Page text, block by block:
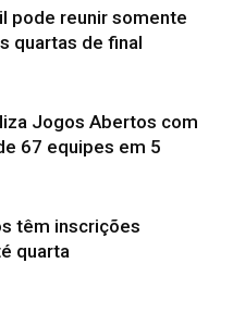
pode reunir somente
quartas de final
Jogos Abertos com
67 equipes em 5
têm inscrições
quarta